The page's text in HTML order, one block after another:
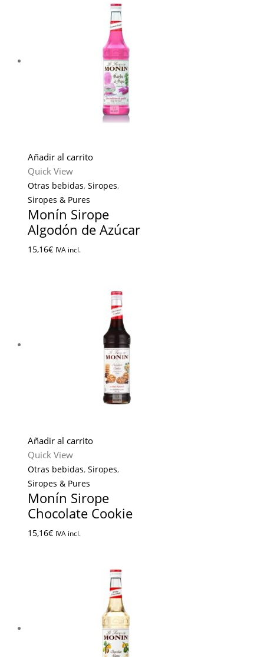
Añadir al carrito
Quick View
Otras bebidas, Siropes,
Siropes & Pures
Monín Sirope
Algodón de Azúcar
15,16€ IVA incl.
Añadir al carrito
Quick View
Otras bebidas, Siropes,
Siropes & Pures
Monín Sirope
Chocolate Cookie
15,16€ IVA incl.